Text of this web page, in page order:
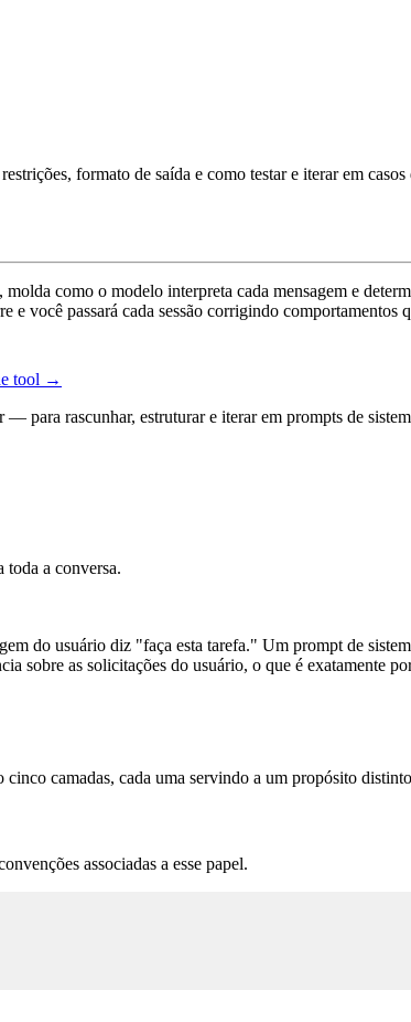
formato de saída e como testar e iterar em casos
como o modelo interpreta cada mensagem e
você passará cada sessão corrigindo comportamentos
tool →
para rascunhar, estruturar e iterar em prompts de
a conversa.
do usuário diz "faça esta tarefa." Um prompt de
sobre as solicitações do usuário, o que é exatamente
camadas, cada uma servindo a um propósito
associadas a esse papel.